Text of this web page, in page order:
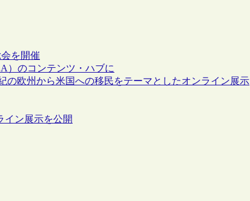
を開催
）のコンテンツ・ハブに
の欧州から米国への移民をテーマとしたオンライン展示
イン展示を公開